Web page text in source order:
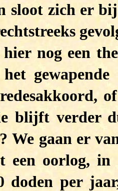
sloot zich er
hier nog een
blijft verder
We gaan er
een oorlog,
doden per